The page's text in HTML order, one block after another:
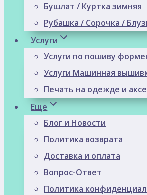
Бушлат / Куртка зимняя
Рубашка / Сорочка /
Услуги
Услуги по пошиву
Услуги Машинная
Печать на одежде и
Еще
Блог и Новости
Политика возврата
Доставка и оплата
Вопрос-Ответ
Политика